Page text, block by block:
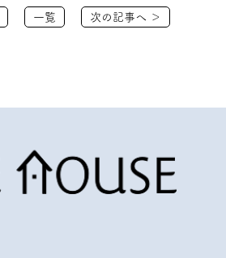
一覧 次の記事へ ＞